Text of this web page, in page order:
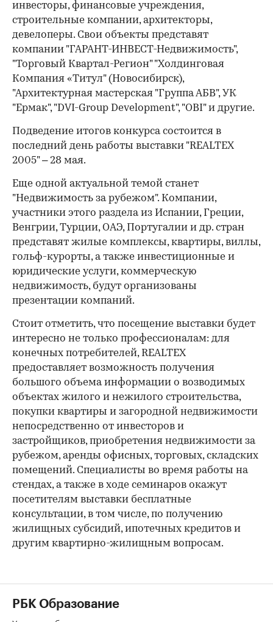
инвесторы, финансовые учреждения,
строительные компании, архитекторы,
девелоперы. Свои объекты представят
компании "ГАРАНТ-ИНВЕСТ-Недвижимость",
"Торговый Квартал-Регион" "Холдинговая
Компания «Титул" (Новосибирск),
"Архитектурная мастерская "Группа АБВ", УК
"Ермак", "DVI-Group Development", "OBI" и другие.
Подведение итогов конкурса состоится в
последний день работы выставки "REALTEX
2005" – 28 мая.
Еще одной актуальной темой станет
"Недвижимость за рубежом". Компании,
участники этого раздела из Испании, Греции,
Венгрии, Турции, ОАЭ, Португалии и др. стран
представят жилые комплексы, квартиры, виллы,
гольф-курорты, а также инвестиционные и
юридические услуги, коммерческую
недвижимость, будут организованы
презентации компаний.
Стоит отметить, что посещение выставки будет
интересно не только профессионалам: для
конечных потребителей, REALTEX
предоставляет возможность получения
большого объема информации о возводимых
объектах жилого и нежилого строительства,
покупки квартиры и загородной недвижимости
непосредственно от инвесторов и
застройщиков, приобретения недвижимости за
рубежом, аренды офисных, торговых, складских
помещений. Специалисты во время работы на
стендах, а также в ходе семинаров окажут
посетителям выставки бесплатные
консультации, в том числе, по получению
жилищных субсидий, ипотечных кредитов и
другим квартирно-жилищным вопросам.
РБК Образование